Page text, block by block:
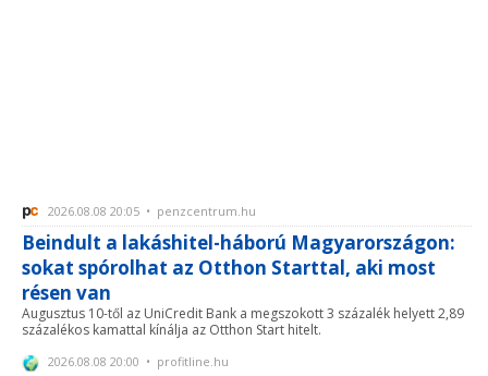
2026.08.08 20:05 • penzcentrum.hu
Beindult a lakáshitel-háború Magyarországon:
sokat spórolhat az Otthon Starttal, aki most
résen van
Augusztus 10-től az UniCredit Bank a megszokott 3 százalék helyett 2,89
százalékos kamattal kínálja az Otthon Start hitelt.
2026.08.08 20:00 • profitline.hu